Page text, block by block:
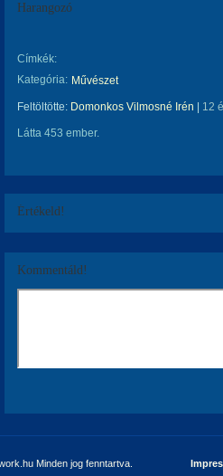
Harangozó
Címkék:
Kategória: Művészet
Feltöltötte: Domonkos Vilmosné Irén 12
Látta 453 ember.
Értékeld!
Kommentáld!
Minden jog fenntartva.